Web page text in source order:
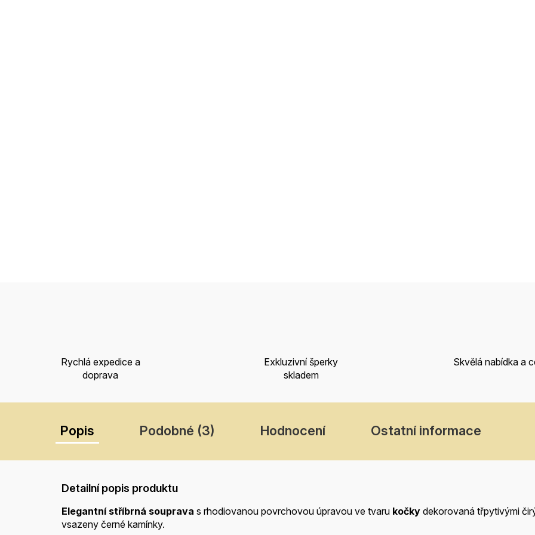
Rychlá expedice a
doprava
Exkluzivní šperky
skladem
Skvělá nabídka a
Popis Podobné (3) Hodnocení Ostatní informace
Detailní popis produktu
Elegantní stříbrná souprava s rhodiovanou povrchovou úpravou ve tvaru kočky dekorovaná třpytivými
vsazeny černé kamínky.